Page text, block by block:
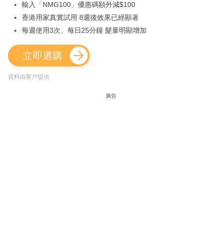
輸入「NMG100」優惠碼額外減$100
香港用家真實試用 8週後效果已經顯著
每週使用3次、每日25分鐘 髮量明顯增加
立即選購
資料由客戶提供
廣告